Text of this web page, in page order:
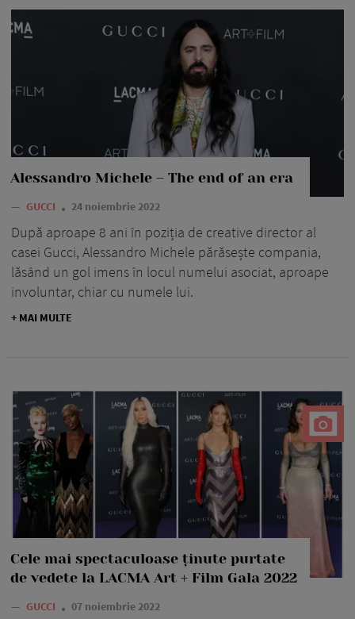
Alessandro Michele – The end of an era
— GUCCI 24 noiembrie 2022
După aproape 8 ani în poziția de creative director al
casei Gucci, Alessandro Michele părăsește compania,
lăsând un gol imens în locul numelui asociat, aproape
involuntar, chiar cu numele lui.
+ MAI MULTE
Cele mai spectaculoase ținute purtate
de vedete la LACMA Art + Film Gala 2022
— GUCCI 07 noiembrie 2022